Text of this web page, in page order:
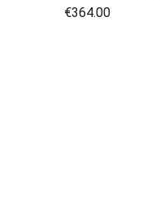
€364.00